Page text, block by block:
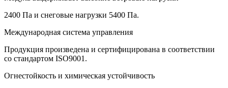
2400 Па и снеговые нагрузки 5400 Па.
Международная система управления
Продукция произведена и сертифицирована в соответствии
со стандартом ISO9001.
Огнестойкость и химическая устойчивость